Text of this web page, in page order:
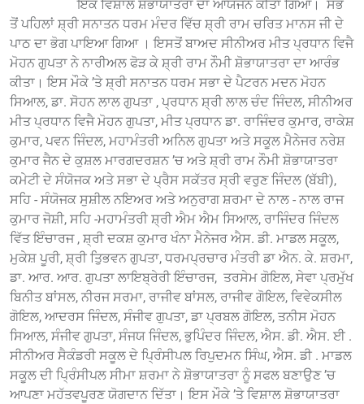
ਇੱਕ ਵਿਸ਼ਾਲ ਸ਼ੋਭਾਯਾਤਰਾ ਦਾ ਆਯੋਜਨ ਕੀਤਾ ਗਿਆ। ਸੱਭ
ਤੋਂ ਪਹਿਲਾਂ ਸ਼੍ਰੀ ਸਨਾਤਨ ਧਰਮ ਮੰਦਰ ਵਿੱਚ ਸ਼੍ਰੀ ਰਾਮ ਚਰਿਤ ਮਾਨਸ ਜੀ ਦੇ
ਪਾਠ ਦਾ ਭੋਗ ਪਾਇਆ ਗਿਆ । ਇਸਤੋਂ ਬਾਅਦ ਸੀਨੀਅਰ ਮੀਤ ਪ੍ਰਧਾਨ ਵਿਜੈ
ਮੋਹਨ ਗੁਪਤਾ ਨੇ ਨਾਰੀਅਲ ਫੋੜ ਕੇ ਸ਼੍ਰੀ ਰਾਮ ਨੌਮੀ ਸ਼ੋਭਾਯਾਤਰਾ ਦਾ ਆਰੰਭ
ਕੀਤਾ। ਇਸ ਮੌਕੇ ’ਤੇ ਸ਼੍ਰੀ ਸਨਾਤਨ ਧਰਮ ਸਭਾ ਦੇ ਪੈਟਰਨ ਮਦਨ ਮੋਹਨ
ਸਿਆਲ, ਡਾ. ਸੋਹਨ ਲਾਲ ਗੁਪਤਾ , ਪ੍ਰਧਾਨ ਸ਼੍ਰੀ ਲਾਲ ਚੰਦ ਜਿੰਦਲ, ਸੀਨੀਅਰ
ਮੀਤ ਪ੍ਰਧਾਨ ਵਿਜੈ ਮੋਹਨ ਗੁਪਤਾ, ਮੀਤ ਪ੍ਰਧਾਨ ਡਾ. ਰਾਜਿੰਦਰ ਕੁਮਾਰ, ਰਾਕੇਸ਼
ਕੁਮਾਰ, ਪਵਨ ਜਿੰਦਲ, ਮਹਾਮੰਤਰੀ ਅਨਿਲ ਗੁਪਤਾ ਅਤੇ ਸਕੂਲ ਮੈਨੇਜਰ ਨਰੇਸ਼
ਕੁਮਾਰ ਜੈਨ ਦੇ ਕੁਸ਼ਲ ਮਾਰਗਦਰਸ਼ਨ ’ਚ ਅਤੇ ਸ਼੍ਰੀ ਰਾਮ ਨੌਮੀ ਸ਼ੋਭਾਯਾਤਰਾ
ਕਮੇਟੀ ਦੇ ਸੰਯੋਜਕ ਅਤੇ ਸਭਾ ਦੇ ਪ੍ਰੈਸ ਸਕੱਤਰ ਸ੍ਰੀ ਵਰੁਣ ਜਿੰਦਲ (ਬੱਬੀ),
ਸਹਿ - ਸੰਯੋਜਕ ਸੁਸ਼ੀਲ ਨਇਅਰ ਅਤੇ ਅਨੁਰਾਗ ਸ਼ਰਮਾ ਦੇ ਨਾਲ - ਨਾਲ ਰਾਜ
ਕੁਮਾਰ ਜੋਸ਼ੀ, ਸਹਿ -ਮਹਾਮੰਤਰੀ ਸ਼੍ਰੀ ਐਮ ਐਮ ਸਿਆਲ, ਰਾਜਿੰਦਰ ਜਿੰਦਲ
ਵਿੱਤ ਇੰਚਾਰਜ , ਸ਼੍ਰੀ ਦਕਸ਼ ਕੁਮਾਰ ਖੰਨਾ ਮੈਨੇਜਰ ਐਸ. ਡੀ. ਮਾਡਲ ਸਕੂਲ,
ਮੁਕੇਸ਼ ਪੂਰੀ, ਸ਼੍ਰੀ ਤਿੁਭਵਨ ਗੁਪਤਾ, ਧਰਮਪ੍ਰਚਾਰ ਮੰਤਰੀ ਡਾ ਐਨ. ਕੇ. ਸ਼ਰਮਾ,
ਡਾ. ਆਰ. ਆਰ. ਗੁਪਤਾ ਲਾਇਬ੍ਰੇਰੀ ਇੰਚਾਰਜ, ਤਰਸੇਮ ਗੋਇਲ, ਸੇਵਾ ਪ੍ਰਮੁੱਖ
ਬਿਨੀਤ ਬਾਂਸਲ, ਨੀਰਜ ਸਰਮਾ, ਰਾਜੀਵ ਬਾਂਸਲ, ਰਾਜੀਵ ਗੋਇਲ, ਵਿਵੇਕਸੀਲ
ਗੋਇਲ, ਆਦਰਸ ਜਿੰਦਲ, ਸੰਜੀਵ ਗੁਪਤਾ, ਡਾ ਪ੍ਰਬਲ ਗੋਇਲ, ਤਨੀਸ ਮੋਹਨ
ਸਿਆਲ, ਸੰਜੀਵ ਗੁਪਤਾ, ਸੰਜਯ ਜਿੰਦਲ, ਭੁਪਿੰਦਰ ਜਿੰਦਲ, ਐਸ. ਡੀ. ਐਸ. ਈ .
ਸੀਨੀਅਰ ਸੈਕੰਡਰੀ ਸਕੂਲ ਦੇ ਪਿ੍ਰੰਸੀਪਲ ਰਿਪੁਦਮਨ ਸਿੰਘ, ਐਸ. ਡੀ . ਮਾਡਲ
ਸਕੂਲ ਦੀ ਪਿ੍ਰੰਸੀਪਲ ਸੀਮਾ ਸ਼ਰਮਾ ਨੇ ਸ਼ੋਭਾਯਾਤਰਾ ਨੂੰ ਸਫਲ ਬਣਾਉਣ ’ਚ
ਆਪਣਾ ਮਹੱਤਵਪੂਰਣ ਯੋਗਦਾਨ ਦਿੱਤਾ। ਇਸ ਮੌਕੇ ’ਤੇ ਵਿਸ਼ਾਲ ਸ਼ੋਭਾਯਾਤਰਾ